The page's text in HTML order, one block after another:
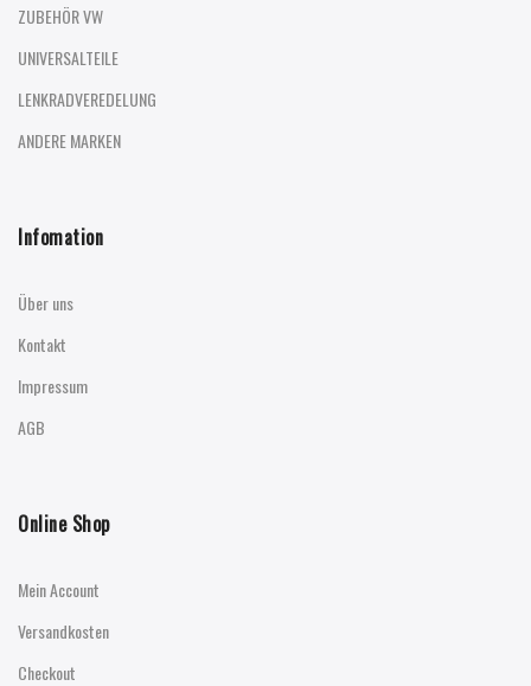
ZUBEHÖR VW
UNIVERSALTEILE
LENKRADVEREDELUNG
ANDERE MARKEN
Infomation
Über uns
Kontakt
Impressum
AGB
Online Shop
Mein Account
Versandkosten
Checkout